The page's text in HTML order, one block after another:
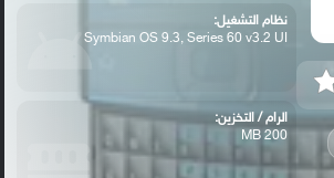
نظام التشغيل:
Symbian OS 9.3, Series 60 v3.2 UI
الرام / التخزين:
200 MB